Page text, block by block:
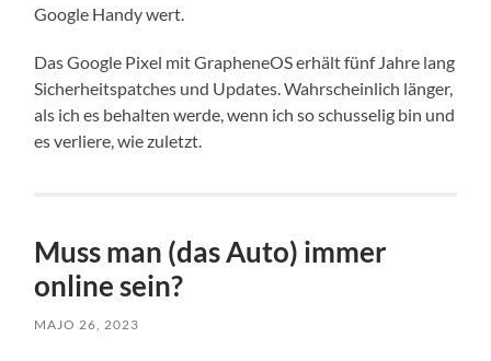
Google Handy wert.
Das Google Pixel mit GrapheneOS erhält fünf Jahre lang
Sicherheitspatches und Updates. Wahrscheinlich länger,
als ich es behalten werde, wenn ich so schusselig bin und
es verliere, wie zuletzt.
Muss man (das Auto) immer
online sein?
MAJO 26, 2023